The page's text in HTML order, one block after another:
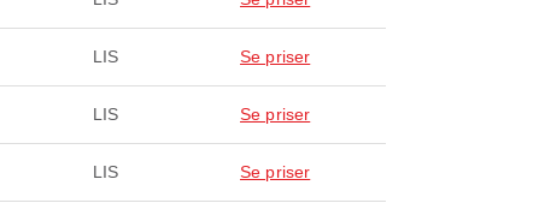
LIS Se priser
LIS Se priser
LIS Se priser